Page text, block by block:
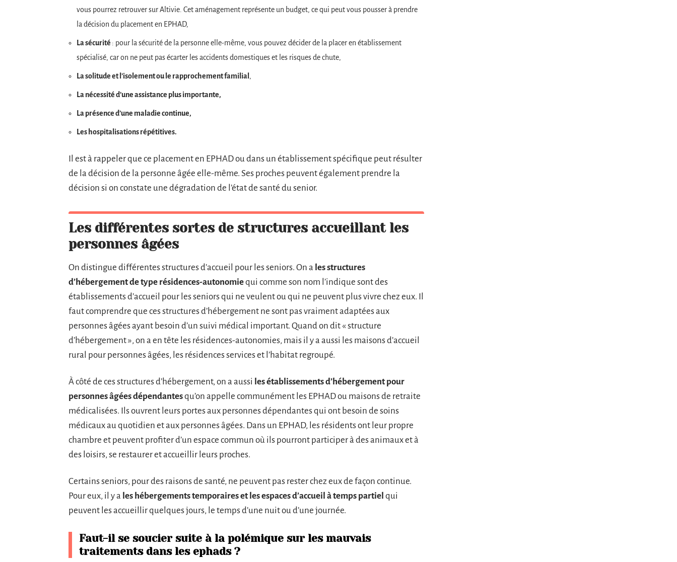
vous pourrez retrouver sur Altivie. Cet aménagement représente un budget, ce qui peut vous pousser à prendre
la décision du placement en EPHAD,
La sécurité : pour la sécurité de la personne elle-même, vous pouvez décider de la placer en établissement
spécialisé, car on ne peut pas écarter les accidents domestiques et les risques de chute,
La solitude et l’isolement ou le rapprochement familial ,
La nécessité d’une assistance plus importante,
La présence d’une maladie continue,
Les hospitalisations répétitives.
Il est à rappeler que ce placement en EPHAD ou dans un établissement spécifique peut résulter
de la décision de la personne âgée elle-même. Ses proches peuvent également prendre la
décision si on constate une dégradation de l’état de santé du senior.
Les différentes sortes de structures accueillant les
personnes âgées
On distingue différentes structures d’accueil pour les seniors. On a les structures
d’hébergement de type résidences-autonomiequi comme son nom l’indique sont des
établissements d’accueil pour les seniors qui ne veulent ou qui ne peuvent plus vivre chez eux. Il
faut comprendre que ces structures d’hébergement ne sont pas vraiment adaptées aux
personnes âgées ayant besoin d’un suivi médical important. Quand on dit « structure
d’hébergement », on a en tête les résidences-autonomies, mais il y a aussi les maisons d’accueil
rural pour personnes âgées, les résidences services et l’habitat regroupé.
À côté de ces structures d’hébergement, on a aussi les établissements d’hébergement pour
personnes âgées dépendantesqu’on appelle communément les EPHAD ou maisons de retraite
médicalisées. Ils ouvrent leurs portes aux personnes dépendantes qui ont besoin de soins
médicaux au quotidien et aux personnes âgées. Dans un EPHAD, les résidents ont leur propre
chambre et peuvent profiter d’un espace commun où ils pourront participer à des animaux et à
des loisirs, se restaurer et accueillir leurs proches.
Certains seniors, pour des raisons de santé, ne peuvent pas rester chez eux de façon continue.
Pour eux, il y a les hébergements temporaires et les espaces d’accueil à temps partiel qui
peuvent les accueillir quelques jours, le temps d’une nuit ou d’une journée.
Faut-il se soucier suite à la polémique sur les mauvais
traitements dans les ephads ?